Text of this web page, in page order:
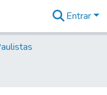
Entrar